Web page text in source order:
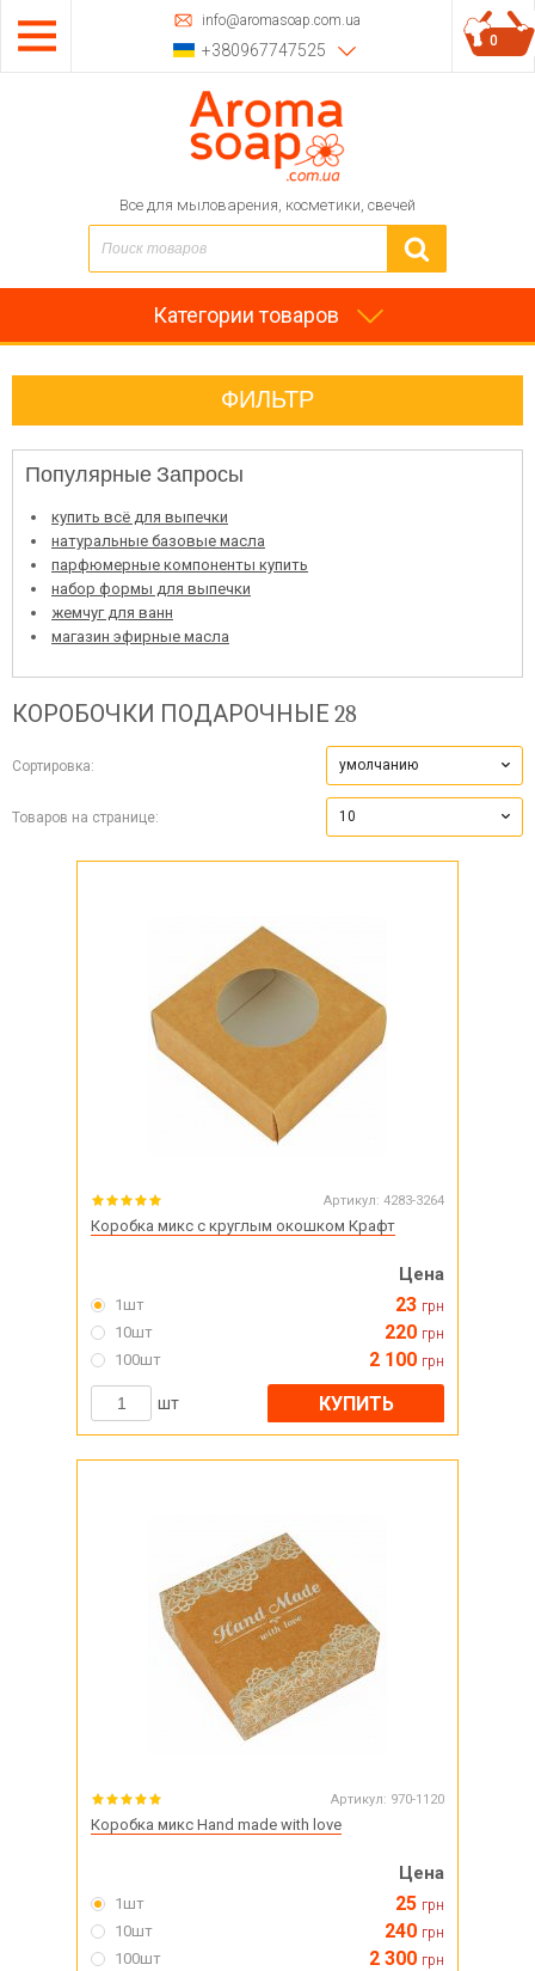
info@aromasoap.com.ua
+380967747525
Все для мыловарения, косметики, свечей
0
Категории товаров
ФИЛЬТР
Популярные Запросы
купить всё для выпечки
натуральные базовые масла
парфюмерные компоненты купить
набор формы для выпечки
жемчуг для ванн
магазин эфирные масла
КОРОБОЧКИ ПОДАРОЧНЫЕ 28
Сортировка: умолчанию
Товаров на странице: 10
Артикул: 4283-3264
Коробка микс с круглым окошком Крафт
Цена
1шт 23 грн
10шт 220 грн
100шт 2 100 грн
шт КУПИТЬ
Артикул: 970-1120
Коробка микс Hand made with love
Цена
1шт 25 грн
10шт 240 грн
100шт 2 300 грн